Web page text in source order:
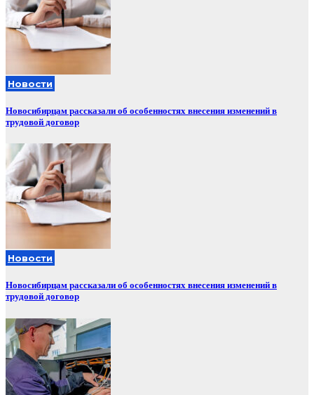
Новости
Новосибирцам рассказали об особенностях внесения изменений в
трудовой договор
Новости
Новосибирцам рассказали об особенностях внесения изменений в
трудовой договор